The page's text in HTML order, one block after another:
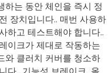
하는 동안 체인을 즉시 정
장치입니다.. 매번 사용하
하고 테스트해야 합니다..
이크가 제대로 작동하는
와 클러치 커버를 청소하